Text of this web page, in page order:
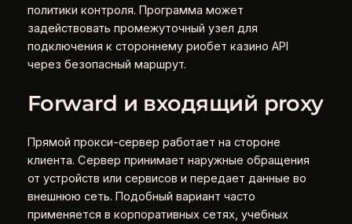
политики контроля. Программа может
задействовать промежуточный узел для
подключения к стороннему риобет казино API
через безопасный маршрут.
Forward и входящий proxy
Прямой прокси-сервер работает на стороне
клиента. Сервер принимает наружные обращения
от устройств или сервисов и передает данные во
внешнюю сеть. Подобный вариант часто
применяется в корпоративных сетях, учебных